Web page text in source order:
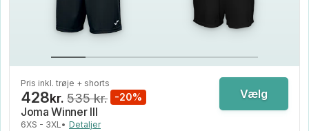
Pris inkl. trøje + shorts
428kr. 535 kr. -20%
Joma Winner III
6XS - 3XL• Detaljer
Vælg